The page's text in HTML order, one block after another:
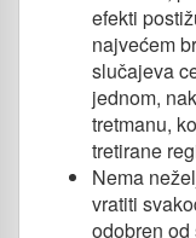
efekti
najvećem
slučajeva
jednom,
tretmanu,
tretirane
Nema
vratiti
odobren